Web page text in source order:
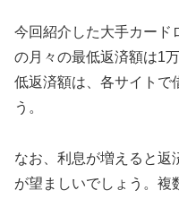
今回紹介した大手カード
の月々の最低返済額は1
低返済額は、各サイトで
う。
なお、利息が増えると返
が望ましいでしょう。複